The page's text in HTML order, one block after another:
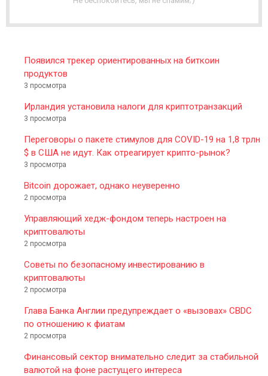
R
Появился трекер ориентированных на биткоин
продуктов
3 просмотра
Ирландия установила налоги для криптотранзакций
3 просмотра
Переговоры о пакете стимулов для COVID-19 на 1,8 трлн
$ в США не идут. Как отреагирует крипто-рынок?
3 просмотра
Bitcoin дорожает, однако неуверенно
2 просмотра
Управляющий хедж-фондом теперь настроен на
криптовалюты
2 просмотра
Советы по безопасному инвестированию в
криптовалюты
2 просмотра
Глава Банка Англии предупреждает о «вызовах» CBDC
по отношению к фиатам
2 просмотра
Финансовый сектор внимательно следит за стабильной
валютой на фоне растущего интереса